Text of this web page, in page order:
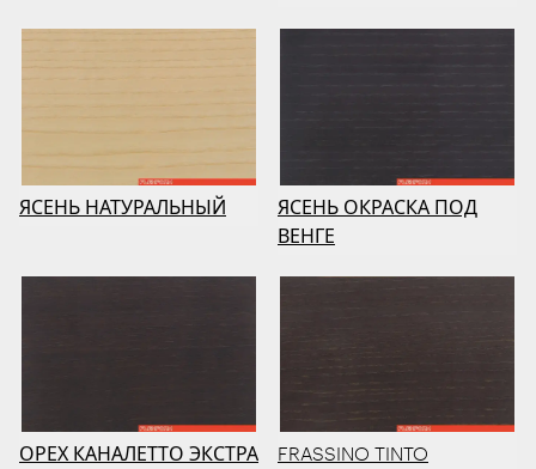
ЯСЕНЬ НАТУРАЛЬНЫЙ
ЯСЕНЬ ОКРАСКА ПОД
ВЕНГЕ
ОРЕХ КАНАЛЕТТО ЭКСТРА
FRASSINO TINTO